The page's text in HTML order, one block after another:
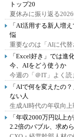
トップ20
夏休みに振り返る
「AI活用する新人増
悩
重要なのは「AIに代替
「Excel好き」では進
今、AIをどう使うか
今週の「＠IT」よく読
「AIで何を変えたの
ない人
生成AI時代の年収向上
「年収2000万円以上
2.2倍のバブル、求め